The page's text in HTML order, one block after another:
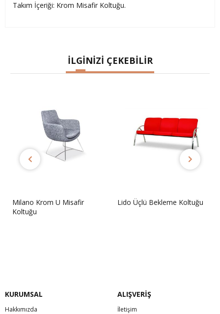
Takım İçeriği: Krom Misafir Koltuğu.
İLGİNİZİ ÇEKEBİLİR
Milano Krom U Misafir
Koltuğu
Lido Üçlü Bekleme Koltuğu
KURUMSAL
Hakkımızda
ALIŞVERİŞ
İletişim